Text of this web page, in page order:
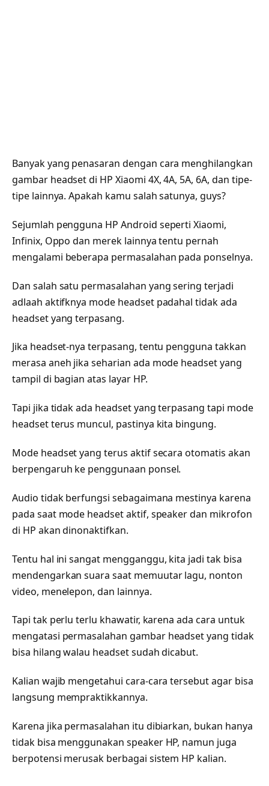
Banyak yang penasaran dengan cara menghilangkan
gambar headset di HP Xiaomi 4X, 4A, 5A, 6A, dan tipe-
tipe lainnya. Apakah kamu salah satunya, guys?
Sejumlah pengguna HP Android seperti Xiaomi,
Infinix, Oppo dan merek lainnya tentu pernah
mengalami beberapa permasalahan pada ponselnya.
Dan salah satu permasalahan yang sering terjadi
adlaah aktifknya mode headset padahal tidak ada
headset yang terpasang.
Jika headset-nya terpasang, tentu pengguna takkan
merasa aneh jika seharian ada mode headset yang
tampil di bagian atas layar HP.
Tapi jika tidak ada headset yang terpasang tapi mode
headset terus muncul, pastinya kita bingung.
Mode headset yang terus aktif secara otomatis akan
berpengaruh ke penggunaan ponsel.
Audio tidak berfungsi sebagaimana mestinya karena
pada saat mode headset aktif, speaker dan mikrofon
di HP akan dinonaktifkan.
Tentu hal ini sangat mengganggu, kita jadi tak bisa
mendengarkan suara saat memuutar lagu, nonton
video, menelepon, dan lainnya.
Tapi tak perlu terlu khawatir, karena ada cara untuk
mengatasi permasalahan gambar headset yang tidak
bisa hilang walau headset sudah dicabut.
Kalian wajib mengetahui cara-cara tersebut agar bisa
langsung mempraktikkannya.
Karena jika permasalahan itu dibiarkan, bukan hanya
tidak bisa menggunakan speaker HP, namun juga
berpotensi merusak berbagai sistem HP kalian.